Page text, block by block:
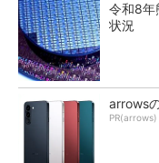
令和8年
状況
arrows
PR(arrows)